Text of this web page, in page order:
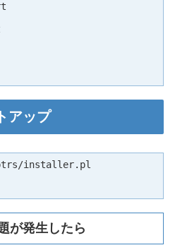
アップ
installer.pl
が発生したら